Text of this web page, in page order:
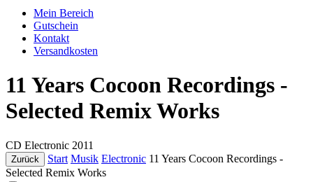
Mein Bereich
Gutschein
Kontakt
Versandkosten
11 Years Cocoon Recordings -
Selected Remix Works
CD Electronic 2011
Zurück Start Musik Electronic 11 Years Cocoon Recordings -
Selected Remix Works